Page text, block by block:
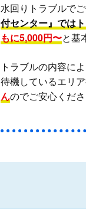
水回りトラブルで
付センター』では
もに5,000円〜と基
トラブルの内容に
待機しているエリ
んのでご安心くださ